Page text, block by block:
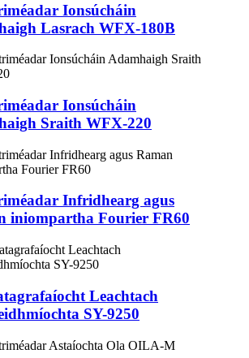
Ionsúcháin
Lasrach WFX-180B
Ionsúcháin
Sraith WFX-220
Infridhearg agus
iniompartha Fourier FR60
Leachtach
SY-9250